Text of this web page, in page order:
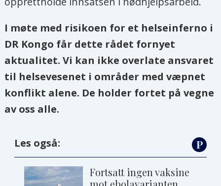
I møte med risikoen for et helseinferno i
DR Kongo får dette rådet fornyet
aktualitet. Vi kan ikke overlate ansvaret
til helsevesenet i områder med væpnet
konflikt alene. De holder fortet på vegne
av oss alle.
Les også:
Fortsatt ingen vaksine